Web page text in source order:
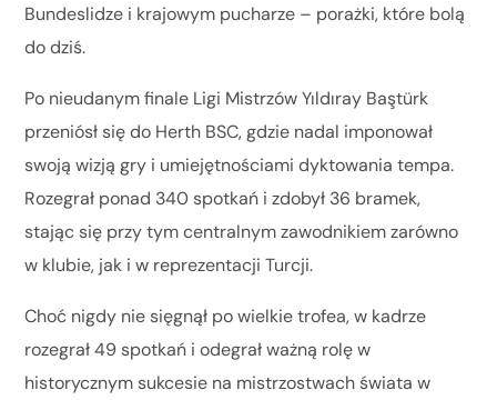
Bundeslidze i krajowym pucharze – porażki, które bolą
do dziś.
Po nieudanym finale Ligi Mistrzów Yıldıray Baştürk
przeniósł się do Herth BSC, gdzie nadal imponował
swoją wizją gry i umiejętnościami dyktowania tempa.
Rozegrał ponad 340 spotkań i zdobył 36 bramek,
stając się przy tym centralnym zawodnikiem zarówno
w klubie, jak i w reprezentacji Turcji.
Choć nigdy nie sięgnął po wielkie trofea, w kadrze
rozegrał 49 spotkań i odegrał ważną rolę w
historycznym sukcesie na mistrzostwach świata w